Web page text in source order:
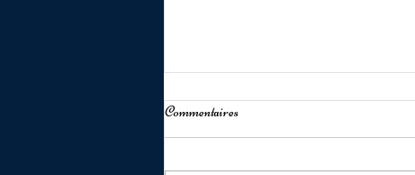
Commentaires